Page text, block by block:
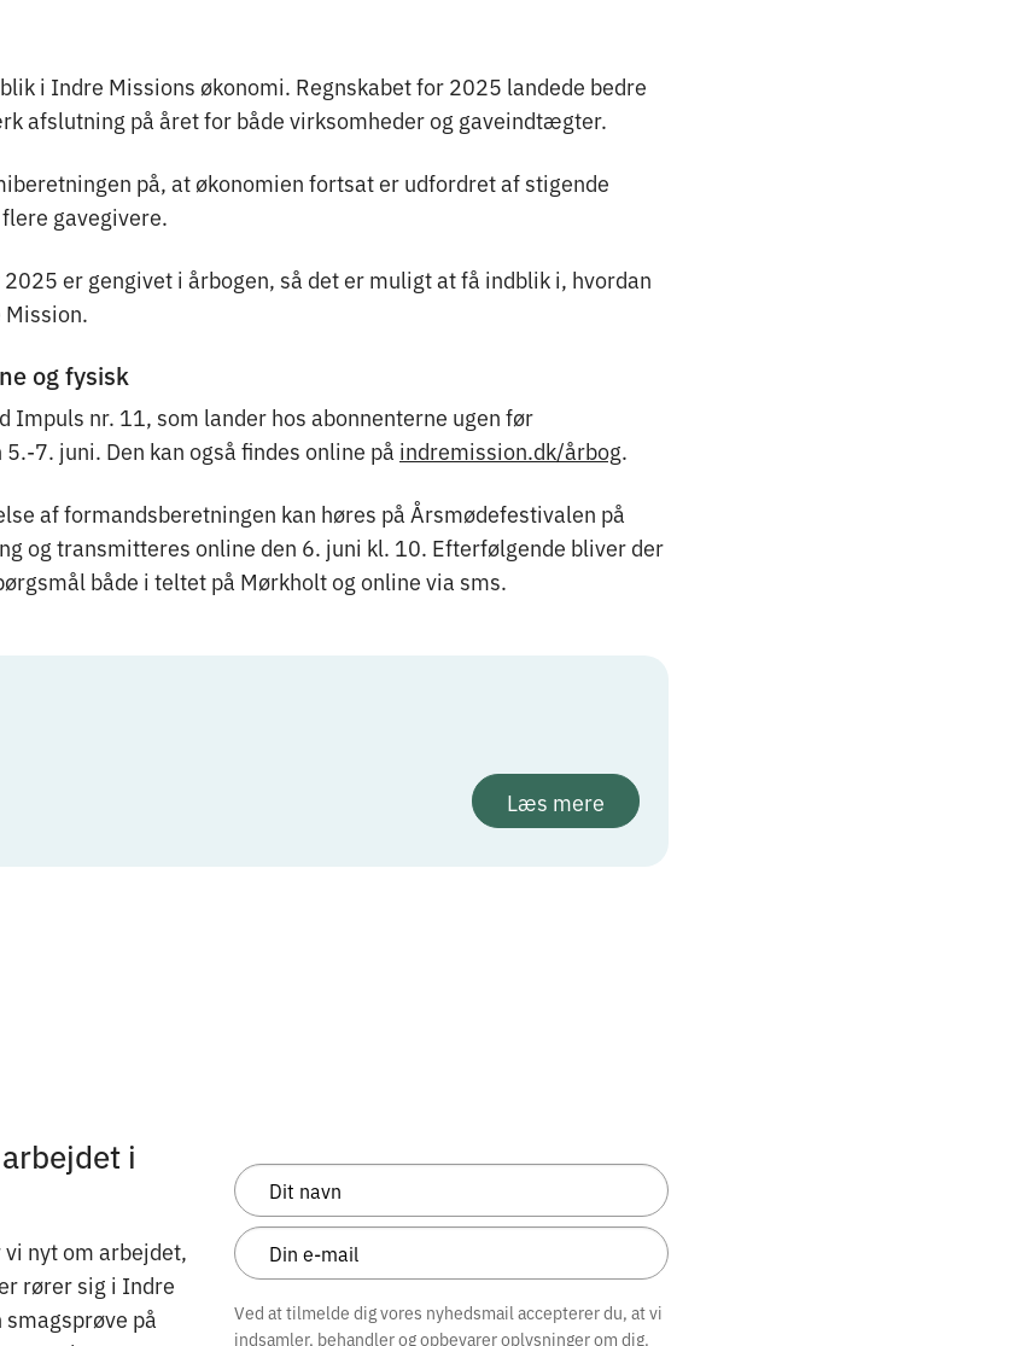
i Indre Missions økonomi. Regnskabet for 2025 landede bedre
afslutning på året for både virksomheder og gaveindtægter.
på, at økonomien fortsat er udfordret af stigende
gavegivere.
er gengivet i årbogen, så det er muligt at få indblik i, hvordan
og fysisk
Impuls nr. 11, som lander hos abonnenterne ugen før
7. juni. Den kan også findes online på indremission.dk/årbog.
af formandsberetningen kan høres på Årsmødefestivalen på
og transmitteres online den 6. juni kl. 10. Efterfølgende bliver der
både i teltet på Mørkholt og online via sms.
Læs mere
i
nyt om arbejdet,
rører sig i Indre
på
Ved at tilmelde dig vores nyhedsmail accepterer du, at vi
indsamler, behandler og opbevarer oplysninger om dig.